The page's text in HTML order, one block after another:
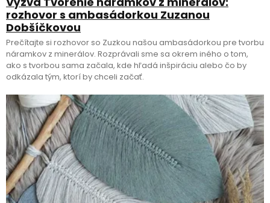
rozhovor s ambasádorkou Zuzanou
Dobšíčkovou
Prečítajte si rozhovor so Zuzkou našou ambasádorkou pre tvorbu
náramkov z minerálov. Rozprávali sme sa okrem iného o tom,
ako s tvorbou sama začala, kde hľadá inšpiráciu alebo čo by
odkázala tým, ktorí by chceli začať.